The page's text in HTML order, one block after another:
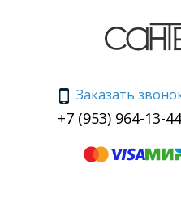
Заказать
+7 (953) 964-13-44